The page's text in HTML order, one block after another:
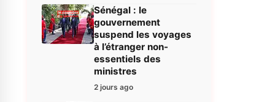
Sénégal : le
gouvernement
suspend les voyages
à l’étranger non-
essentiels des
ministres
2 jours ago